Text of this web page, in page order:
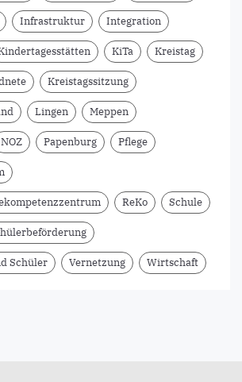
Infrastruktur Integration
KiTa Kreistag
Kreistagssitzung
Lingen Meppen
NOZ Papenburg Pflege
ReKo Schule
Schüler Vernetzung Wirtschaft